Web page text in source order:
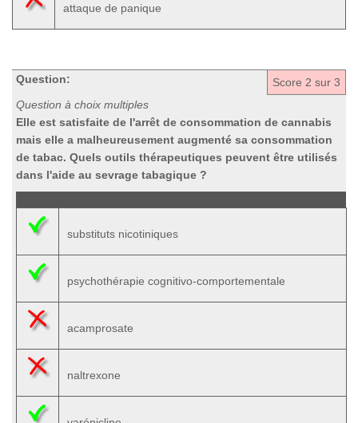
attaque de panique
Score 2 sur 3
Question:
Question à choix multiples
Elle est satisfaite de l'arrêt de consommation de cannabis
mais elle a malheureusement augmenté sa consommation
de tabac. Quels outils thérapeutiques peuvent être utilisés
dans l'aide au sevrage tabagique ?
substituts nicotiniques
psychothérapie cognitivo-comportementale
acamprosate
naltrexone